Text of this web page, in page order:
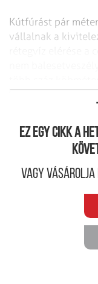
Kútfúrást pár
vállalnak a
szivattyúval lehet
Ez egy cikk a
Vagy